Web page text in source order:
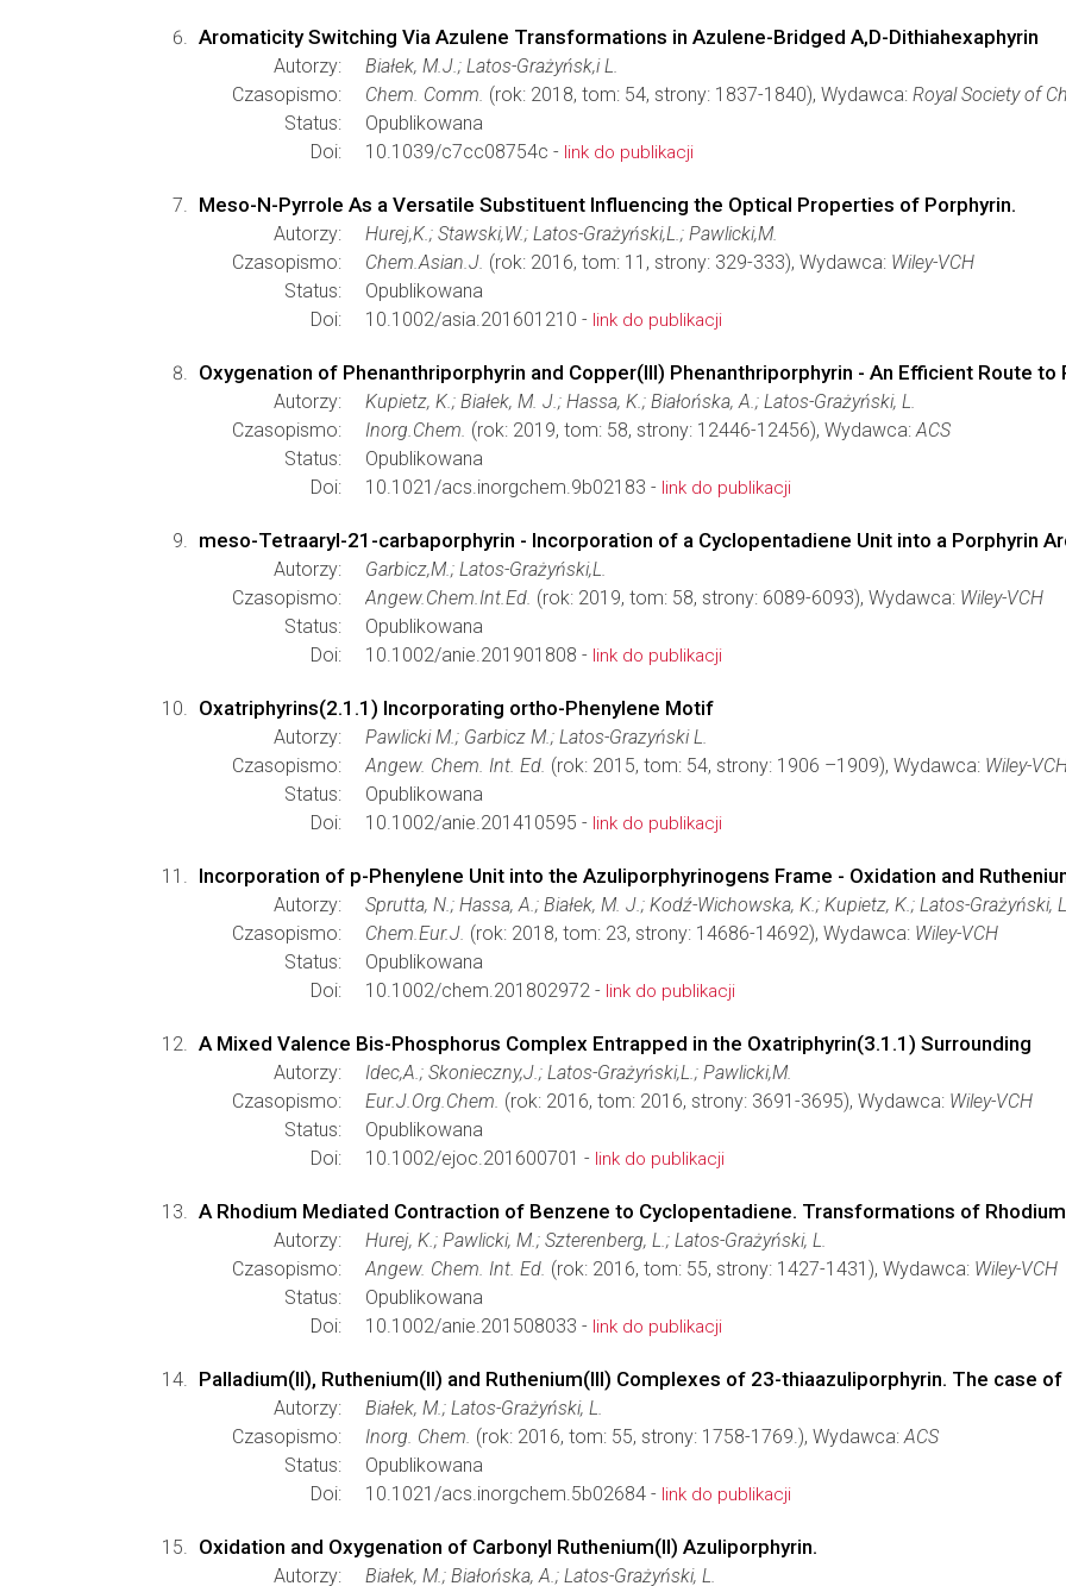
Aromaticity Switching Via Azulene Transformations in Azulene-Bridged A,D-Dithiahexaphyrin
Autorzy:
Białek, M.J.; Latos-Grażyńsk,i L.
Czasopismo:
Chem. Comm. (rok: 2018, tom: 54, strony: 1837-1840), Wydawca: Royal Society of
Status:
Opublikowana
Doi:
10.1039/c7cc08754c - link do publikacji
Meso-N-Pyrrole As a Versatile Substituent Influencing the Optical Properties of Porphyrin.
Autorzy:
Hurej,K.; Stawski,W.; Latos-Grażyński,L.; Pawlicki,M.
Czasopismo:
Chem.Asian.J. (rok: 2016, tom: 11, strony: 329-333), Wydawca: Wiley-VCH
Status:
Opublikowana
Doi:
10.1002/asia.201601210 - link do publikacji
Oxygenation of Phenanthriporphyrin and Copper(III) Phenanthriporphyrin - An Efficient Route to
Autorzy:
Kupietz, K.; Białek, M. J.; Hassa, K.; Białońska, A.; Latos-Grażyński, L.
Czasopismo:
Inorg.Chem. (rok: 2019, tom: 58, strony: 12446-12456), Wydawca:ACS
Status:
Opublikowana
Doi:
10.1021/acs.inorgchem.9b02183 - link do publikacji
meso-Tetraaryl-21-carbaporphyrin - Incorporation of a Cyclopentadiene Unit into a Porphyrin
Autorzy:
Garbicz,M.; Latos-Grażyński,L.
Czasopismo:
Angew.Chem.Int.Ed. (rok: 2019, tom: 58, strony: 6089-6093), Wydawca: Wiley-VCH
Status:
Opublikowana
Doi:
10.1002/anie.201901808 - link do publikacji
Oxatriphyrins(2.1.1) Incorporating ortho-Phenylene Motif
Autorzy:
Pawlicki M.; Garbicz M.; Latos-Grazyński L.
Czasopismo:
Angew. Chem. Int. Ed. (rok: 2015, tom: 54, strony: 1906 –1909), Wydawca: Wiley-
Status:
Opublikowana
Doi:
10.1002/anie.201410595 - link do publikacji
Incorporation of p-Phenylene Unit into the Azuliporphyrinogens Frame - Oxidation and
Autorzy:
Sprutta, N.; Hassa, A.; Białek, M. J.; Kodź-Wichowska, K.; Kupietz, K.; Latos-Grażyński,
Czasopismo:
Chem.Eur.J. (rok: 2018, tom: 23, strony: 14686-14692), Wydawca: Wiley-VCH
Status:
Opublikowana
Doi:
10.1002/chem.201802972 - link do publikacji
A Mixed Valence Bis-Phosphorus Complex Entrapped in the Oxatriphyrin(3.1.1) Surrounding
Autorzy:
Idec,A.; Skonieczny,J.; Latos-Grażyński,L.; Pawlicki,M.
Czasopismo:
Eur.J.Org.Chem. (rok: 2016, tom: 2016, strony: 3691-3695), Wydawca: Wiley-VCH
Status:
Opublikowana
Doi:
10.1002/ejoc.201600701 - link do publikacji
A Rhodium Mediated Contraction of Benzene to Cyclopentadiene. Transformations of
Autorzy:
Hurej, K.; Pawlicki, M.; Szterenberg, L.; Latos-Grażyński, L.
Czasopismo:
Angew. Chem. Int. Ed. (rok: 2016, tom: 55, strony: 1427-1431), Wydawca: Wiley-VCH
Status:
Opublikowana
Doi:
10.1002/anie.201508033 - link do publikacji
Palladium(II), Ruthenium(II) and Ruthenium(III) Complexes of 23-thiaazuliporphyrin. The case
Autorzy:
Białek, M.; Latos-Grażyński, L.
Czasopismo:
Inorg. Chem. (rok: 2016, tom: 55, strony: 1758-1769.), Wydawca:ACS
Status:
Opublikowana
Doi:
10.1021/acs.inorgchem.5b02684 - link do publikacji
Oxidation and Oxygenation of Carbonyl Ruthenium(II) Azuliporphyrin.
Autorzy: Białek, M.; Białońska, A.; Latos-Grażyński, L.